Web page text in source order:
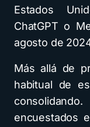
Estados
ChatGPT o
agosto de
Más allá de
habitual de
encuestados